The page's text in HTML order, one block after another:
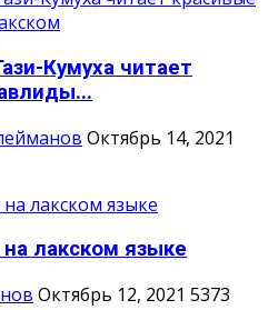
Кумуха читает
Октябрь 14, 2021
лакском языке
Октябрь 12, 2021 5373